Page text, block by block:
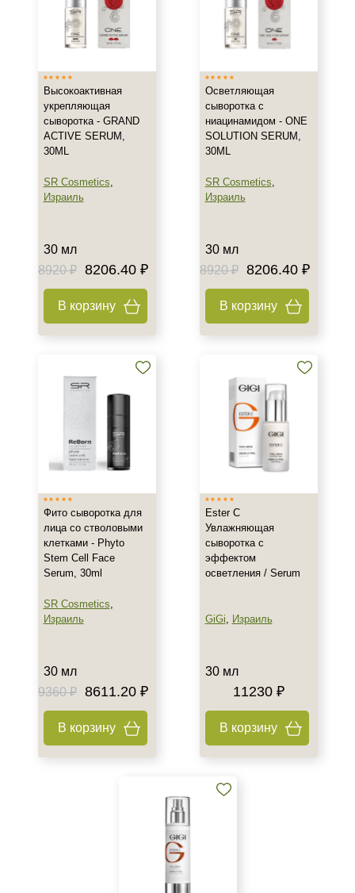
Показать еще
Ингредиенты
AHA-кислоты
DMAE
EGF
Время применения
День
Ежедневный
Показать еще
Процедура
Массаж
Пилинг
Уровень SPF защиты
SPF 25
SPF 30
Высокоактивная
укрепляющая
сыворотка - GRAND
ACTIVE SERUM,
30ML
SR Cosmetics,
Израиль
30 мл
8920 ₽ 8206.40 ₽
В корзину
Осветляющая
сыворотка с
ниацинамидом - ONE
SOLUTION SERUM,
30ML
SR Cosmetics,
Израиль
30 мл
8920 ₽ 8206.40 ₽
В корзину
Фито сыворотка для
лица со стволовыми
клетками - Phyto
Stem Cell Face
Serum, 30ml
SR Cosmetics,
Израиль
30 мл
9360 ₽ 8611.20 ₽
В корзину
Ester C
Увлажняющая
сыворотка с
эффектом
осветления / Serum
GiGi, Израиль
30 мл
11230 ₽
В корзину